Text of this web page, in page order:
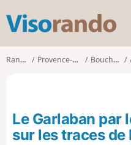
s
o
Randonnées Provence-Alpes-Côte d'Azur Bouches-du-Rhône
Le Garlaban par
sur les traces de